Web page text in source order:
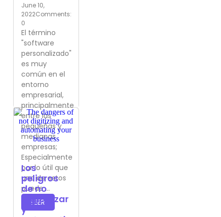
June 10,
2022Comments:
0
El término
"software
personalizado"
es muy
común en el
entorno
empresarial,
principalmente
entre las
pequeñas y
medianas
empresas;
Especialmente
por lo útil que
uno de estos
puede ...
LEER
Los
peligros
de no
digitalizar
y